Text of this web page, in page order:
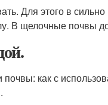
Для этого в
В щелочные почвы
как с